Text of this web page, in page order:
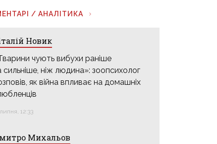
/ АНАЛІТИКА
Новик
чують вибухи раніше
сильніше, ніж людина»: зоопсихолог
як війна впливає на домашніх
12:33
Михальов